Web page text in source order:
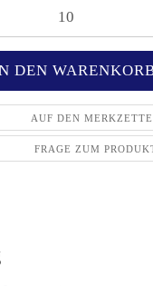
AUF DEN
FRAGE ZUM